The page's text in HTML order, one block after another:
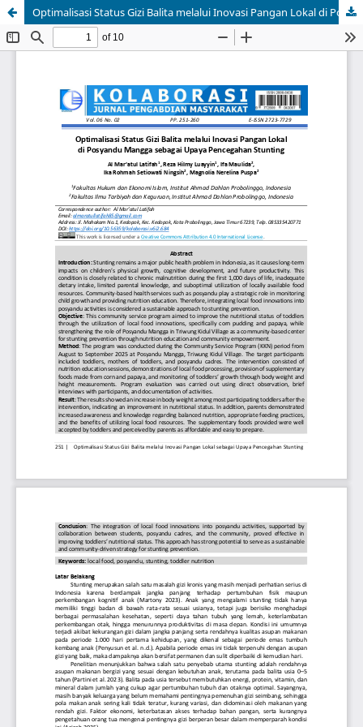
Optimalisasi Status Gizi Balita melalui Inovasi Pangan Lokal di Posyandu Mangga sebagai Upaya Pencegahan Stunting